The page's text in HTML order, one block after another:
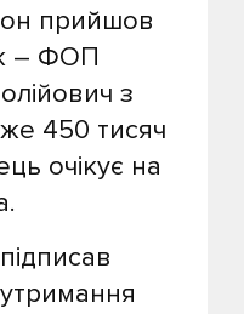
прийшов
– ФОП
з
450 тисяч
очікує на